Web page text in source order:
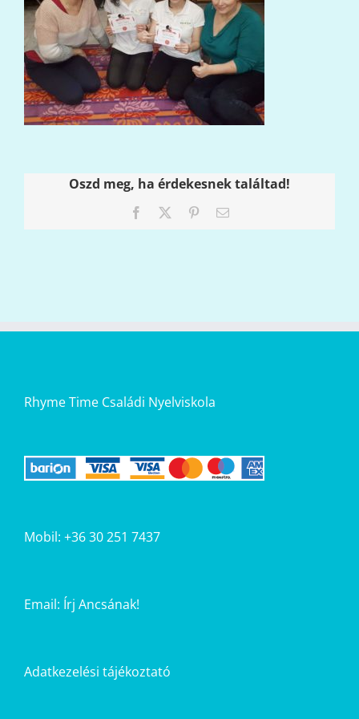
Oszd meg, ha érdekesnek találtad!
Facebook PinterestEmail:
Rhyme Time Családi Nyelviskola
Mobil: +36 30 251 7437
Email: Írj Ancsának!
Adatkezelési tájékoztató